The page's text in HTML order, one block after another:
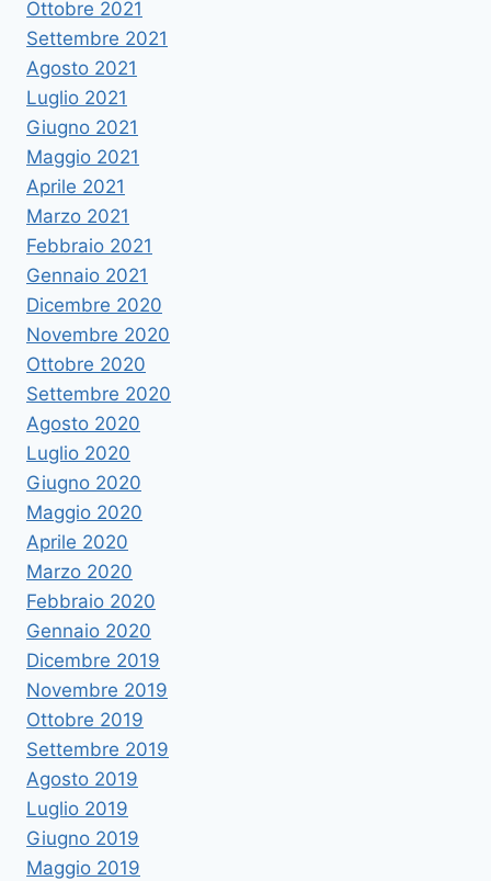
Ottobre 2021
Settembre 2021
Agosto 2021
Luglio 2021
Giugno 2021
Maggio 2021
Aprile 2021
Marzo 2021
Febbraio 2021
Gennaio 2021
Dicembre 2020
Novembre 2020
Ottobre 2020
Settembre 2020
Agosto 2020
Luglio 2020
Giugno 2020
Maggio 2020
Aprile 2020
Marzo 2020
Febbraio 2020
Gennaio 2020
Dicembre 2019
Novembre 2019
Ottobre 2019
Settembre 2019
Agosto 2019
Luglio 2019
Giugno 2019
Maggio 2019